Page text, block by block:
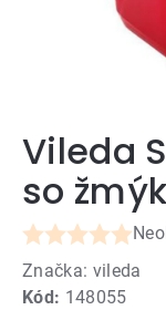
Vileda
so
Kód: 148055
Priemerné
hodnotenie
produktu
Značka: vileda